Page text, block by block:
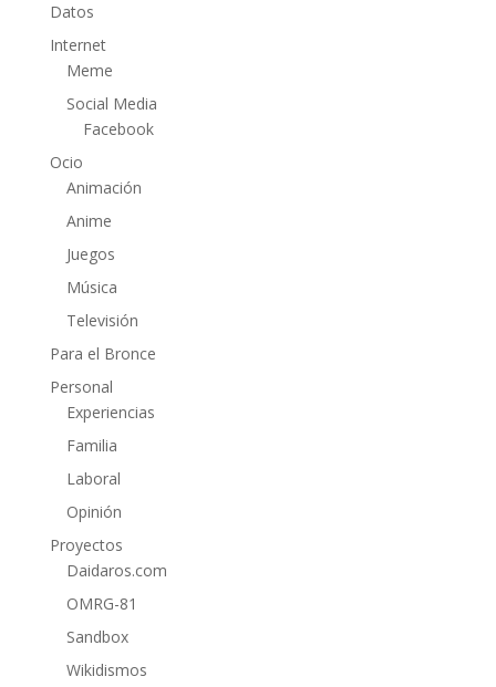
Datos
Internet
Meme
Social Media
Facebook
Ocio
Animación
Anime
Juegos
Música
Televisión
Para el Bronce
Personal
Experiencias
Familia
Laboral
Opinión
Proyectos
Daidaros.com
OMRG-81
Sandbox
Wikidismos